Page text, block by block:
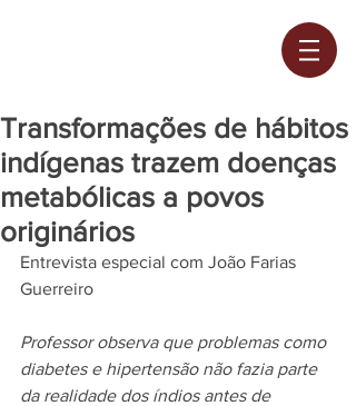
Transformações de hábitos
indígenas trazem doenças
metabólicas a povos
originários
Entrevista especial com João Farias
Guerreiro
Professor observa que problemas como
diabetes e hipertensão não fazia parte
da realidade dos índios antes de